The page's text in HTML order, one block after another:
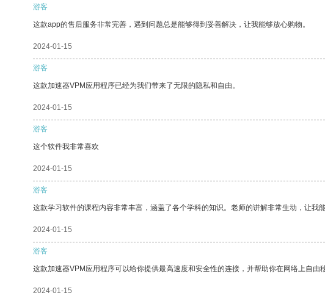
游客
这款app的售后服务非常完善，遇到问题总是能够得到妥善解决，让我能够放心购物。
2024-01-15
游客
这款加速器VPM应用程序已经为我们带来了无限的隐私和自由。
2024-01-15
游客
这个软件我非常喜欢
2024-01-15
游客
这款学习软件的课程内容非常丰富，涵盖了各个学科的知识。老师的讲解非常生动，让我
2024-01-15
游客
这款加速器VPM应用程序可以给你提供最高速度和安全性的连接，并帮助你在网络上自由移
2024-01-15